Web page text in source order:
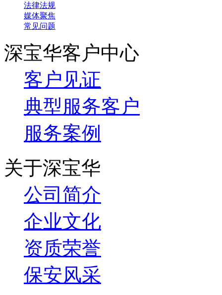
法律法规
媒体聚焦
常见问题
深宝华客户中心
客户见证
典型服务客户
服务案例
关于深宝华
公司简介
企业文化
资质荣誉
保安风采